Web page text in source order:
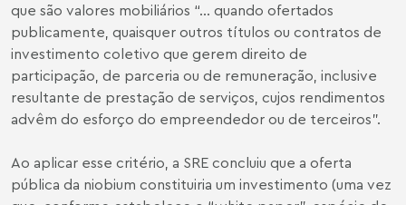
que são valores mobiliários “… quando ofertados
publicamente, quaisquer outros títulos ou contratos de
investimento coletivo que gerem direito de
participação, de parceria ou de remuneração, inclusive
resultante de prestação de serviços, cujos rendimentos
advêm do esforço do empreendedor ou de terceiros”.
Ao aplicar esse critério, a SRE concluiu que a oferta
pública da niobium constituiria um investimento (uma vez